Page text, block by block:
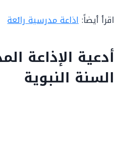
اقرأ أيضاً: اذاعة مدرسية رائعة
أدعية الإذاعة
السنة النبوية